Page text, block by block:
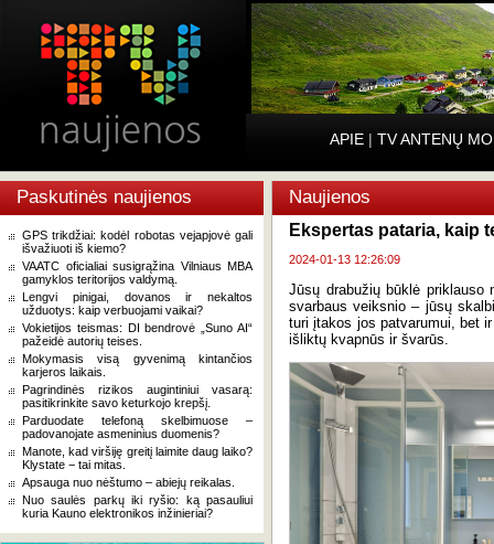
APIE | TV ANTENŲ
Paskutinės naujienos
GPS trikdžiai: kodėl robotas vejapjovė gali
išvažiuoti iš kiemo?
VAATC oficialiai susigrąžina Vilniaus MBA
gamyklos teritorijos valdymą.
Lengvi pinigai, dovanos ir nekaltos
užduotys: kaip verbuojami vaikai?
Vokietijos teismas: DI bendrovė „Suno AI“
pažeidė autorių teises.
Mokymasis visą gyvenimą kintančios
karjeros laikais.
Pagrindinės rizikos augintiniui vasarą:
pasitikrinkite savo keturkojo krepšį.
Parduodate telefoną skelbimuose –
padovanojate asmeninius duomenis?
Manote, kad viršiję greitį laimite daug laiko?
Klystate − tai mitas.
Apsauga nuo nėštumo – abiejų reikalas.
Nuo saulės parkų iki ryšio: ką pasauliui
kuria Kauno elektronikos inžinieriai?
Naujienos
Ekspertas pataria, kaip
2024-01-13 12:26:09
Jūsų drabužių būklė
svarbaus veiksnio – jūsų
turi įtakos jos patvarumui, bet
išliktų kvapnūs ir švarūs.